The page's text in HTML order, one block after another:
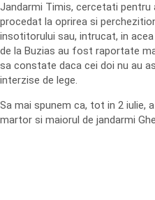
Jandarmi Timis, cercetati pentru
procedat la oprirea si
insotitorului sau, intrucat, in
de la Buzias au fost raportate
sa constate daca cei doi nu au
interzise de lege.
Sa mai spunem ca, tot in 2 iulie,
martor si maiorul de jandarmi